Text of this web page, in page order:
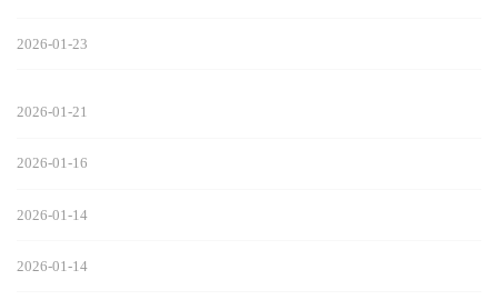
2026-01-23
2026-01-21
2026-01-16
2026-01-14
2026-01-14